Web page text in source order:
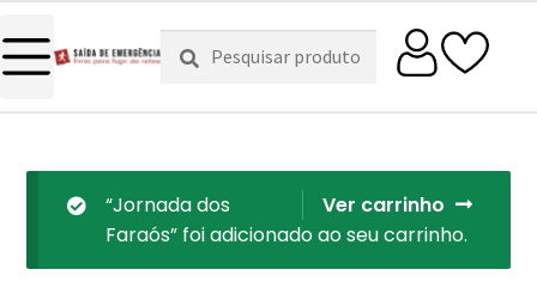
Pesquisar
por:
Pesquisa
Ver carrinho
“Jornada dos
Faraós” foi adicionado ao seu carrinho.